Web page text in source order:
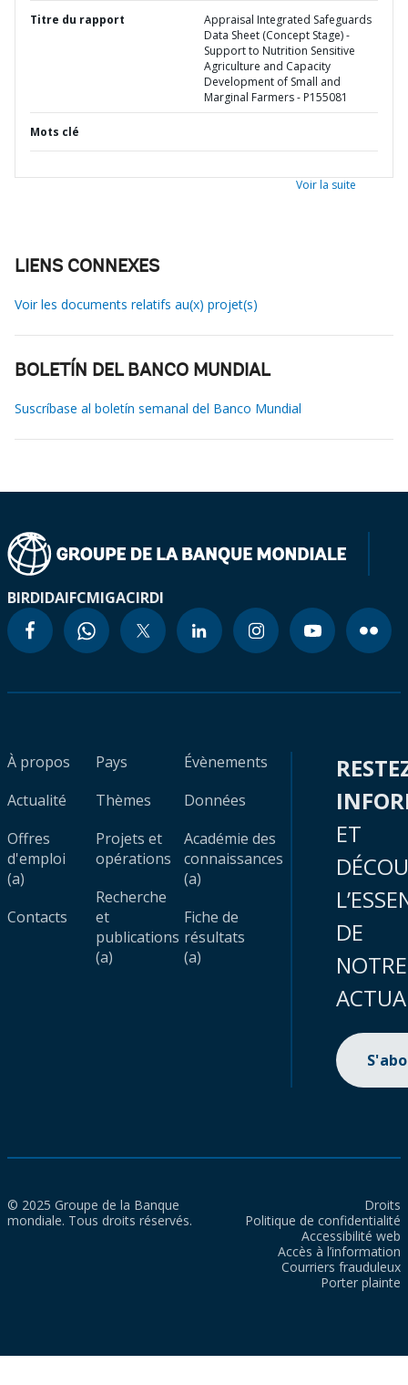
Titre du rapport
Appraisal Integrated Safeguards
Data Sheet (Concept Stage) -
Support to Nutrition Sensitive
Agriculture and Capacity
Development of Small and
Marginal Farmers - P155081
Mots clé
Voir la suite
LIENS CONNEXES
Voir les documents relatifs au(x) projet(s)
BOLETÍN DEL BANCO MUNDIAL
Suscríbase al boletín semanal del Banco Mundial
BIRDIDAIFCMIGACIRDI
À propos
Actualité
Offres
d'emploi
(a)
Contacts
Pays
Thèmes
Projets et
opérations
Recherche
et
publications
(a)
Évènements
Données
Académie des
connaissances
(a)
Fiche de
résultats
(a)
ET
DE
NOTRE
© 2025 Groupe de la Banque
mondiale. Tous droits réservés.
Droits
Politique de confidentialité
Accessibilité web
Accès à l’information
Courriers frauduleux
Porter plainte